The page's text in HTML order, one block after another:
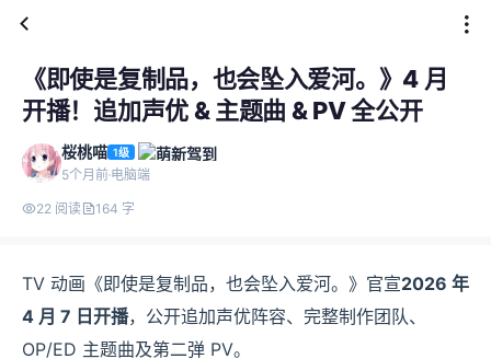
《即使是复制品，也会坠入爱河。》4 月
开播！追加声优 & 主题曲 & PV 全公开
桜桃喵 1级
5个月前 电脑端
22 阅读 164 字
TV 动画《即使是复制品，也会坠入爱河。》官宣2026 年
4 月 7 日开播，公开追加声优阵容、完整制作团队、
OP/ED 主题曲及第二弹 PV。